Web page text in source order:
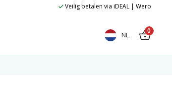
Veilig betalen via iDEAL | Wero
NL 0